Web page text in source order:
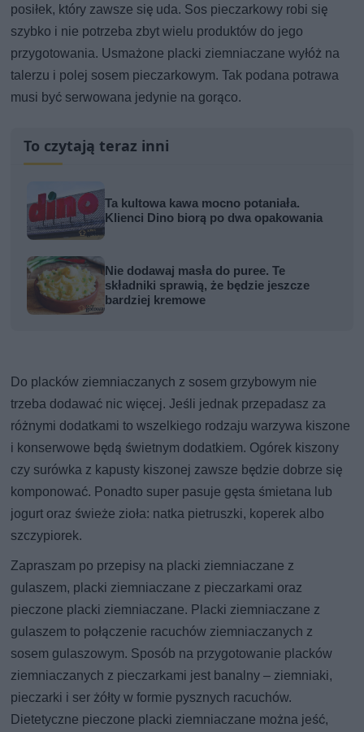
posiłek, który zawsze się uda. Sos pieczarkowy robi się
szybko i nie potrzeba zbyt wielu produktów do jego
przygotowania. Usmażone placki ziemniaczane wyłóż na
talerzu i polej sosem pieczarkowym. Tak podana potrawa
musi być serwowana jedynie na gorąco.
To czytają teraz inni
Ta kultowa kawa mocno potaniała.
Klienci Dino biorą po dwa opakowania
Nie dodawaj masła do puree. Te
składniki sprawią, że będzie jeszcze
bardziej kremowe
Do placków ziemniaczanych z sosem grzybowym nie
trzeba dodawać nic więcej. Jeśli jednak przepadasz za
różnymi dodatkami to wszelkiego rodzaju warzywa kiszone
i konserwowe będą świetnym dodatkiem. Ogórek kiszony
czy surówka z kapusty kiszonej zawsze będzie dobrze się
komponować. Ponadto super pasuje gęsta śmietana lub
jogurt oraz świeże zioła: natka pietruszki, koperek albo
szczypiorek.
Zapraszam po przepisy na placki ziemniaczane z
gulaszem, placki ziemniaczane z pieczarkami oraz
pieczone placki ziemniaczane. Placki ziemniaczane z
gulaszem to połączenie racuchów ziemniaczanych z
sosem gulaszowym. Sposób na przygotowanie placków
ziemniaczanych z pieczarkami jest banalny – ziemniaki,
pieczarki i ser żółty w formie pysznych racuchów.
Dietetyczne pieczone placki ziemniaczane można jeść,